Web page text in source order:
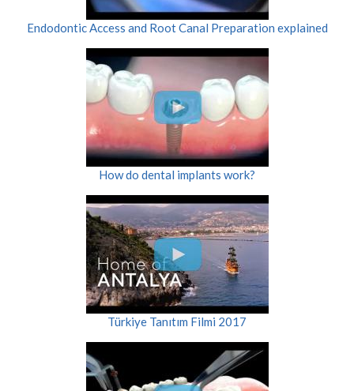
Endodontic Access and Root Canal Preparation explained
How do dental implants work?
Türkiye Tanıtım Filmi 2017